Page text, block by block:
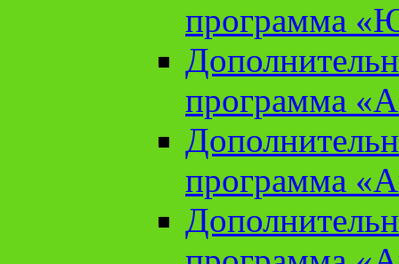
программа
программа
программа